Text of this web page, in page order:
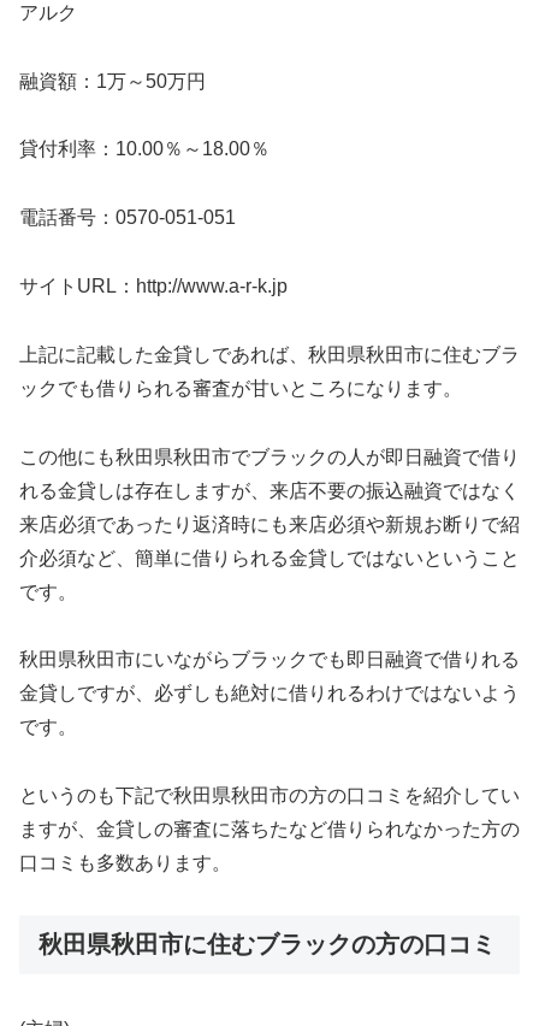
アルク
融資額：1万～50万円
貸付利率：10.00％～18.00％
電話番号：0570-051-051
サイトURL：http://www.a-r-k.jp
上記に記載した金貸しであれば、秋田県秋田市に住むブラ
ックでも借りられる審査が甘いところになります。
この他にも秋田県秋田市でブラックの人が即日融資で借り
れる金貸しは存在しますが、来店不要の振込融資ではなく
来店必須であったり返済時にも来店必須や新規お断りで紹
介必須など、簡単に借りられる金貸しではないということ
です。
秋田県秋田市にいながらブラックでも即日融資で借りれる
金貸しですが、必ずしも絶対に借りれるわけではないよう
です。
というのも下記で秋田県秋田市の方の口コミを紹介してい
ますが、金貸しの審査に落ちたなど借りられなかった方の
口コミも多数あります。
秋田県秋田市に住むブラックの方の口コミ